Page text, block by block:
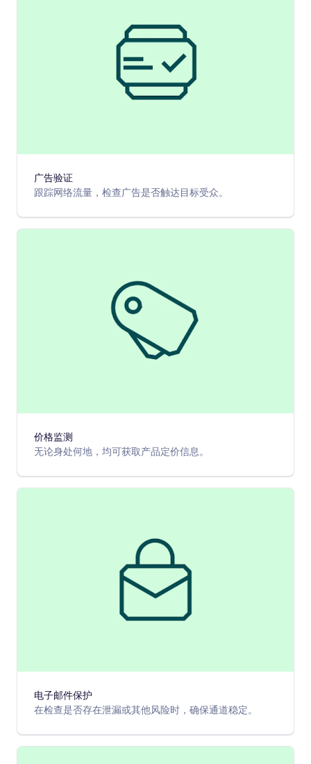
广告验证
跟踪网络流量，检查广告是否触达目标受众。
价格监测
无论身处何地，均可获取产品定价信息。
电子邮件保护
在检查是否存在泄漏或其他风险时，确保通道稳定。